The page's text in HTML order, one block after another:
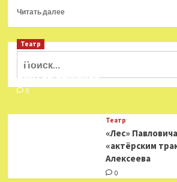
Читать далееПрочитать
В
акции
«Ночь
музее»
присоединятся
Найти:
Театр
Ушёл из жизни театральный
Виктор Баженов
0
Театр
«Лес»
«актёрским
Алексеева
0